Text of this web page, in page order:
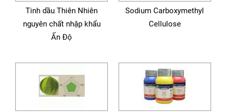
Tinh dầu Thiên Nhiên
nguyên chất nhập khẩu
Ấn Độ
Sodium Carboxymethyl
Cellulose